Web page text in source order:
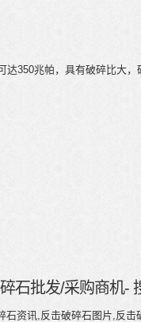
达350兆帕，具有破碎比大
石批发/采购商机-
石资讯,反击破碎石图片,反击